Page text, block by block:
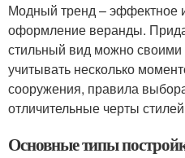
Модный тренд – эффектное
оформление веранды.
стильный вид можно своими
учитывать несколько
сооружения, правила
отличительные черты
Основные типы